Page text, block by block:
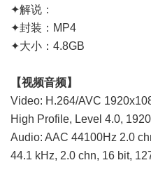
✦解说：
✦封装：MP4
✦大小：4.8GB
【视频音频】
Video: H.264/AVC
High Profile, Level 4.0,
Audio: AAC 44100Hz 2.0
44.1 kHz, 2.0 chn, 16 bit,